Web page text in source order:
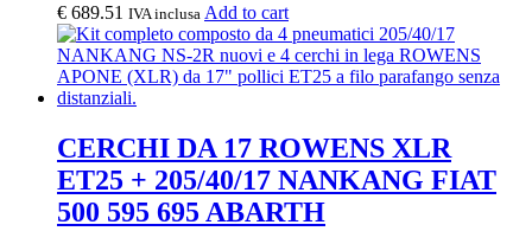
€ 689.51 IVA inclusa Add to cart
CERCHI DA 17 ROWENS XLR
ET25 + 205/40/17 NANKANG FIAT
500 595 695 ABARTH